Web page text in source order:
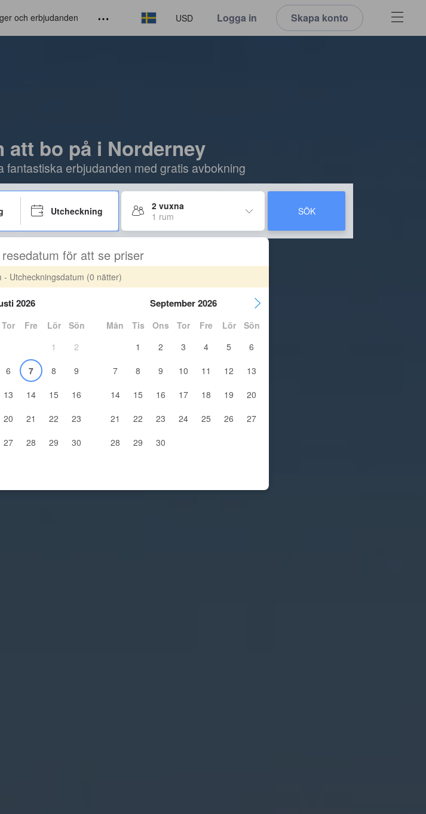
och erbjudanden USD Logga in Skapa konto
att bo på i Norderney
erbjudanden med gratis avbokning
Utcheckning
2 vuxna
1 rum
SÖK
för att se priser
- Utcheckningsdatum (0 nätter)
2026
Tor Fre Lör
Sön
1
2
6 7 8
9
13 14 15
16
20 21 22
23
27 28 29
30
September 2026
Mån Tis Ons Tor Fre Lör
Sön
1
2 3 4 5
6
7
8 9 10 11 12
13
14
15 16 17 18 19
20
21
22 23 24 25 26
27
28
29 30